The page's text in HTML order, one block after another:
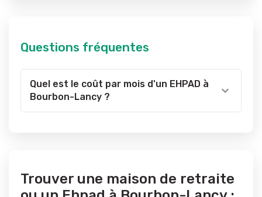
Questions fréquentes
Quel est le coût par mois d'un EHPAD à
Bourbon-Lancy ?
Trouver une maison de retraite